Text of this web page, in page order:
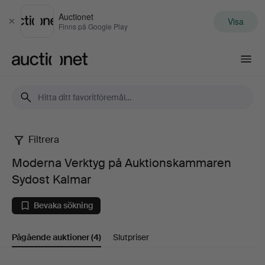
Stäng
Auctionet
Finns på Google Play Visa
Moderna
Verktyg
på
Auktionskammaren
Filtrera
Moderna Verktyg på Auktionskammaren
Sydost Kalmar
Bevaka sökning
Pågående auktioner(4) Slutpriser